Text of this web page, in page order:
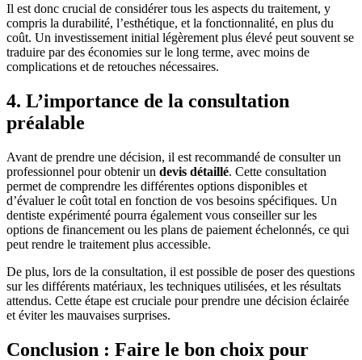
Il est donc crucial de considérer tous les aspects du traitement, y
compris la durabilité, l’esthétique, et la fonctionnalité, en plus du
coût. Un investissement initial légèrement plus élevé peut souvent se
traduire par des économies sur le long terme, avec moins de
complications et de retouches nécessaires.
4. L’importance de la consultation
préalable
Avant de prendre une décision, il est recommandé de consulter un
professionnel pour obtenir un devis détaillé. Cette consultation
permet de comprendre les différentes options disponibles et
d’évaluer le coût total en fonction de vos besoins spécifiques. Un
dentiste expérimenté pourra également vous conseiller sur les
options de financement ou les plans de paiement échelonnés, ce qui
peut rendre le traitement plus accessible.
De plus, lors de la consultation, il est possible de poser des questions
sur les différents matériaux, les techniques utilisées, et les résultats
attendus. Cette étape est cruciale pour prendre une décision éclairée
et éviter les mauvaises surprises.
Conclusion : Faire le bon choix pour